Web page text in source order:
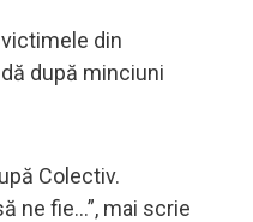
din
după minciuni
Colectiv.
ne fie...”, mai scrie